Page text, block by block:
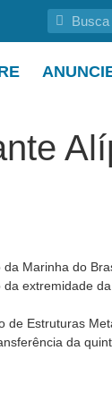
Marinha do
extremidade da
Estruturas
da